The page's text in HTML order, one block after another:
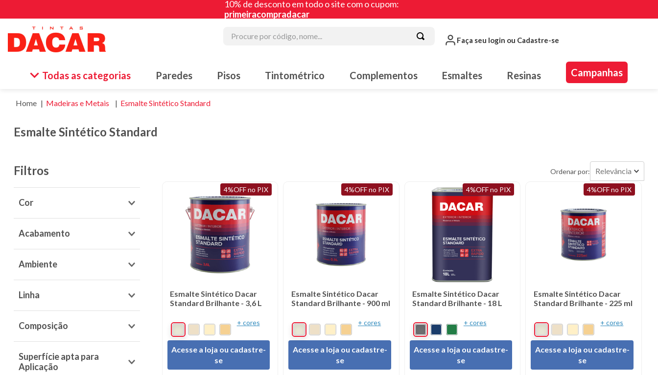
10% de desconto em todo o site com o cupom:
primeiracompradacar
Faça seu login ou Cadastre-se
Todas as categorias Paredes Pisos Tintométrico Complementos Esmaltes Resinas Campanhas
Madeiras e Metais Esmalte Sintético Standard
Esmalte Sintético Standard
Filtros
Cor
Branco
Alumínio
Amarelo Segurança
Azul Del Rey
Azul França
Azul Mar
Acabamento
Acetinado
Brilhante
Ambiente
Interno e Externo
Premium
Standard
Composição
Solvente
Superfície apta para
Aplicação
Relevância
4%OFF no PIX
Esmalte Sintético Dacar
Standard Brilhante - 3,6 L
+ cores
Acesse a loja ou cadastre-
se
4%OFF no PIX
Esmalte Sintético Dacar
Standard Brilhante - 900 ml
+ cores
Acesse a loja ou cadastre-
se
4%OFF no PIX
Esmalte Sintético Dacar
Standard Brilhante - 18 L
+ cores
Acesse a loja ou cadastre-
se
4%OFF no PIX
Esmalte Sintético Dacar
Standard Brilhante - 225 ml
+ cores
Acesse a loja ou cadastre-
se
2º
tinta acrílica
8º
massa corrida
9º
massa
10º fundo